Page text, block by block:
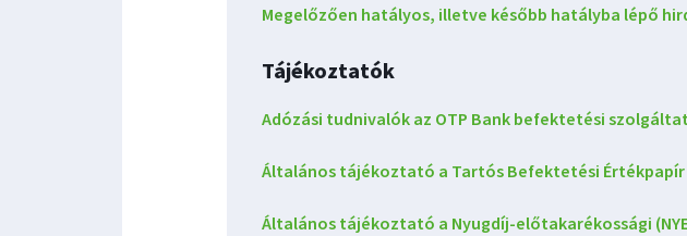
Megelőzően hatályos, illetve később hatályba lépő
Tájékoztatók
Adózási tudnivalók az OTP Bank befektetési
Általános tájékoztató a Tartós Befektetési Értékpapír
Általános tájékoztató a Nyugdíj-előtakarékossági